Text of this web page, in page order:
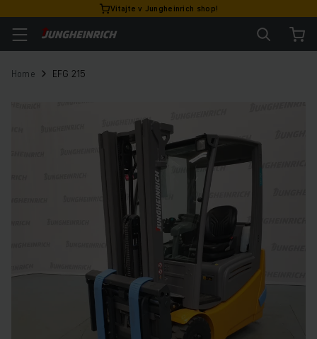
Vitajte v Jungheinrich shop!
Home EFG 215